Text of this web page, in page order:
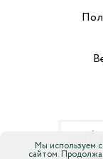
Мы используем
сайтом.